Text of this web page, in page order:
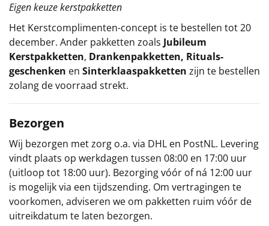
Eigen keuze kerstpakketten
Het Kerstcomplimenten-concept is te bestellen tot 20
december. Ander pakketten zoals Jubileum
Kerstpakketten, Drankenpakketten, Rituals-
geschenken en Sinterklaaspakketten zijn te bestellen
zolang de voorraad strekt.
Bezorgen
Wij bezorgen met zorg o.a. via DHL en PostNL. Levering
vindt plaats op werkdagen tussen 08:00 en 17:00 uur
(uitloop tot 18:00 uur). Bezorging vóór of ná 12:00 uur
is mogelijk via een tijdszending. Om vertragingen te
voorkomen, adviseren we om pakketten ruim vóór de
uitreikdatum te laten bezorgen.